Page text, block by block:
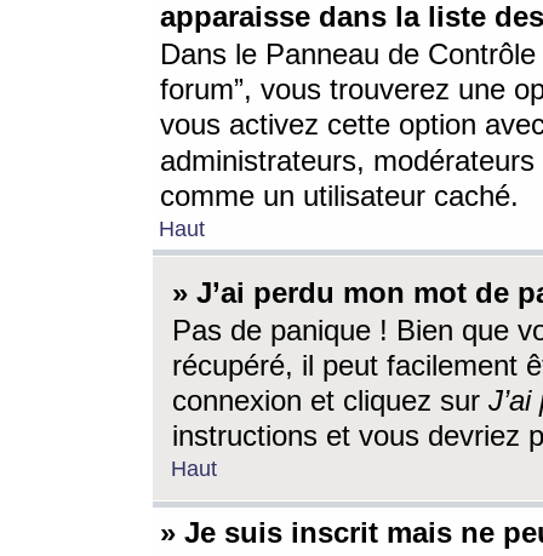
apparaisse dans la liste
Dans le Panneau de
forum”, vous trouverez une
vous activez cette option
administrateurs,
comme un utilisateur caché.
Haut
» J’ai perdu mon mot de
Pas de panique ! Bien que
récupéré, il peut facilement
connexion et cliquez sur
instructions et vous devriez
Haut
» Je suis inscrit mais ne